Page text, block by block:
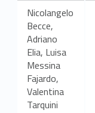
Nicolangelo
Becce,
Adriano
Elia, Luisa
Messina
Fajardo,
Valentina
Tarquini